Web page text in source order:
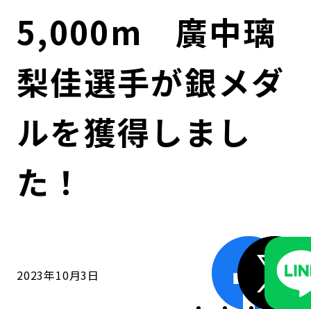
ローカル共創イニシアティブ
関連事業
IRニュース
IRカレンダー
環境
社会
ガバナンス
ESGデータ集
5,000m 廣中璃
梨佳選手が銀メダ
ルを獲得しまし
た！
2023年10月3日